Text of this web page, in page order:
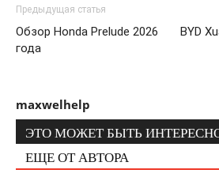
Предыдущая статья
Обзор Honda Prelude 2026
года
BYD
maxwelhelp
ЭТО МОЖЕТ БЫТЬ
ЕЩЕ ОТ АВТОРА